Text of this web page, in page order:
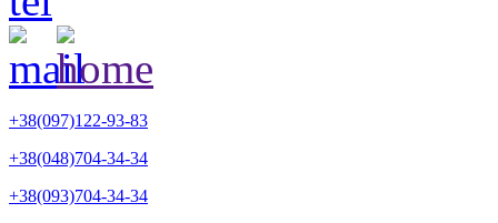
+38(097)122-93-83
+38(048)704-34-34
+38(093)704-34-34